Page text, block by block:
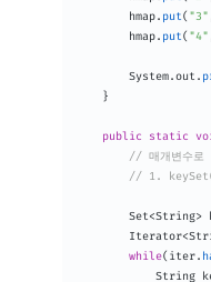
		hmap
. put( "3"
		hmap
. put( "4"
System.out .
}
public static
// 매개변수로
// 1. keySet()
Set<String>
Iterator<
while( iter.
String